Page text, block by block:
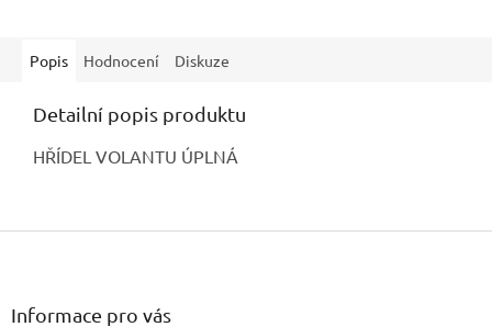
Popis Hodnocení Diskuze
Detailní popis produktu
HŘÍDEL VOLANTU ÚPLNÁ
Z
Informace pro vás